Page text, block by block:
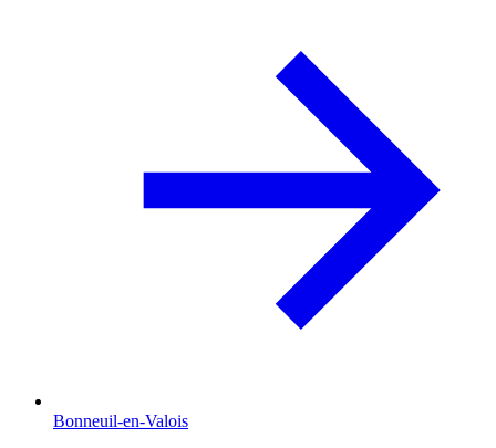
Bonneuil-en-Valois